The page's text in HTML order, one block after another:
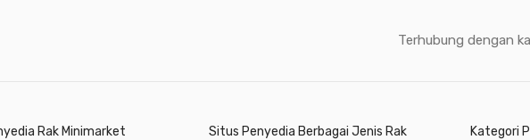
Terhubung dengan
Rak Minimarket Situs Penyedia Berbagai Jenis Rak Kategori